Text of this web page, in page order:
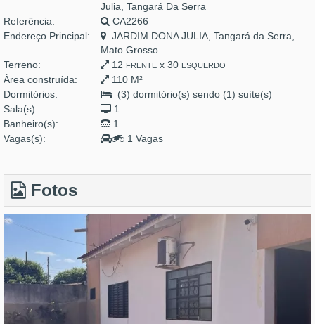
Julia, Tangará Da Serra
Referência:
CA2266
Endereço Principal:
JARDIM DONA JULIA, Tangará da Serra,
Mato Grosso
Terreno:
12 FRENTE x 30 ESQUERDO
Área construída:
110 M²
Dormitórios:
(3) dormitório(s) sendo (1) suíte(s)
Sala(s):
1
Banheiro(s):
1
Vagas(s):
1 Vagas
Fotos